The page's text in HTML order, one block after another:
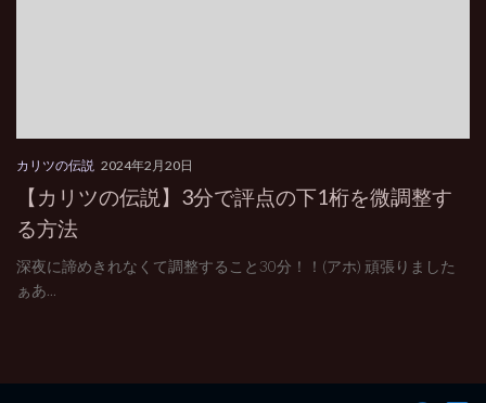
カリツの伝説 2024年2月20日
【カリツの伝説】3分で評点の下1桁を微調整す
る方法
深夜に諦めきれなくて調整すること30分！！(アホ) 頑張りました
ぁあ...